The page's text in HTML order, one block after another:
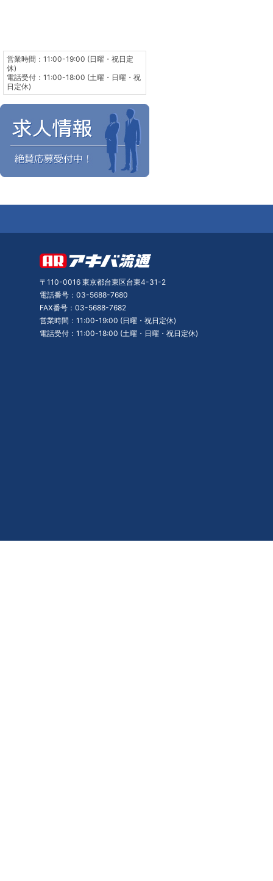
営業時間：11:00-19:00 (日曜・祝日定
休)
電話受付：11:00-18:00 (土曜・日曜・祝
日定休)
〒110-0016 東京都台東区台東4-31-2
電話番号：03-5688-7680
FAX番号：03-5688-7682
営業時間：11:00-19:00 (日曜・祝日定休)
電話受付：11:00-18:00 (土曜・日曜・祝日定休)